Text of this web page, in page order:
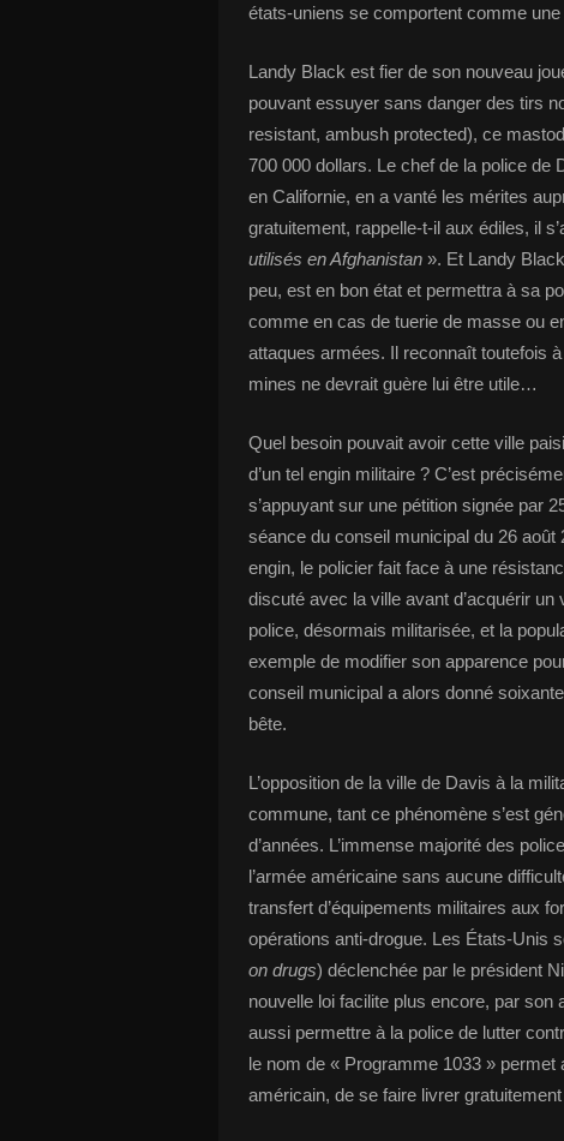
états-uniens se comportent comme
Landy Black est fier de son nouveau
pouvant essuyer sans danger des tirs
resistant, ambush protected), ce
700 000 dollars. Le chef de la police de
en Californie, en a vanté les mérites
gratuitement, rappelle-t-il aux édiles, il
utilisés en Afghanistan ». Et Landy
peu, est en bon état et permettra à sa
comme en cas de tuerie de masse ou
attaques armées. Il reconnaît toutefois
mines ne devrait guère lui être utile…
Quel besoin pouvait avoir cette ville
d’un tel engin militaire ? C’est
s’appuyant sur une pétition signée par
séance du conseil municipal du 26
engin, le policier fait face à une
discuté avec la ville avant d’acquérir
police, désormais militarisée, et la
exemple de modifier son apparence
conseil municipal a alors donné
bête.
L’opposition de la ville de Davis à la
commune, tant ce phénomène s’est
d’années. L’immense majorité des
l’armée américaine sans aucune
transfert d’équipements militaires aux
opérations anti-drogue. Les États-Unis
on drugs) déclenchée par le président
nouvelle loi facilite plus encore, par
aussi permettre à la police de lutter
le nom de « Programme 1033 »
américain, de se faire livrer